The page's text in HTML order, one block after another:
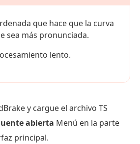
que hace que la curva
sea más pronunciada.
lento.
y cargue el archivo TS
abierta Menú en la parte
principal.